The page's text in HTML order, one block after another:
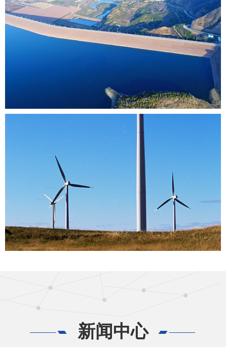
冶金
上海精浦机电为各类编码器在现场疑难杂症提供高效率、
上海精浦机电为各类编码器在现场疑难杂症提供高效率、
高时效、以客户满意为要求的服务
风电
上海精浦机电为各类编码器在现场疑难杂症提供高效率、
新闻中心